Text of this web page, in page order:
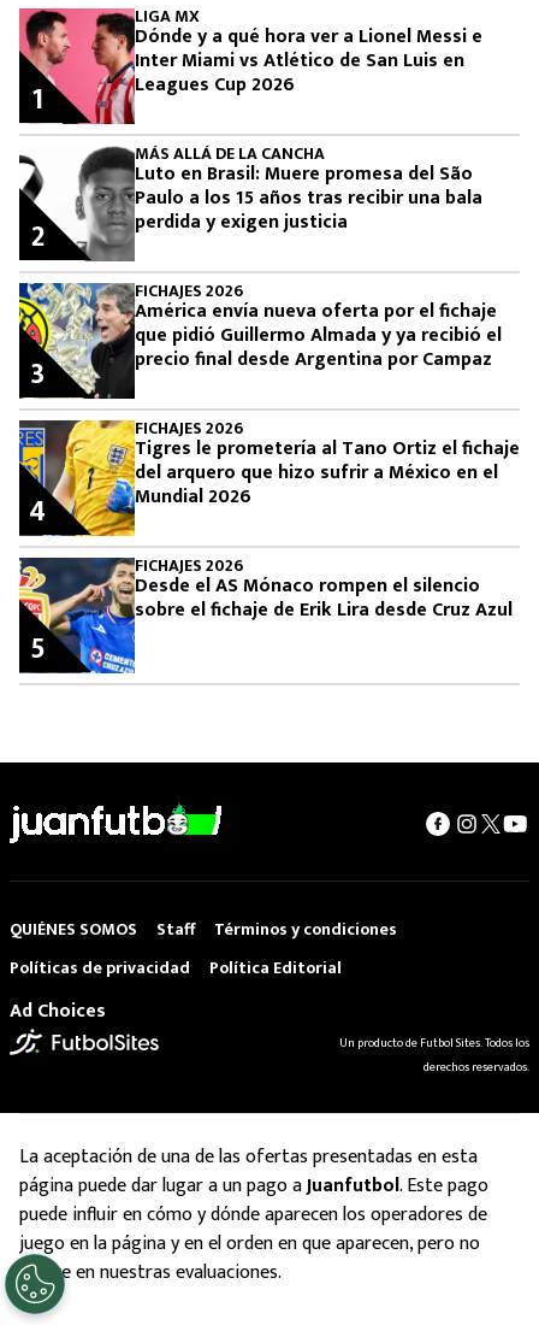
LIGA MX
Dónde y a qué hora ver a Lionel Messi e
Inter Miami vs Atlético de San Luis en
Leagues Cup 2026
1
MÁS ALLÁ DE LA CANCHA
Luto en Brasil: Muere promesa del São
Paulo a los 15 años tras recibir una bala
perdida y exigen justicia
2
FICHAJES 2026
América envía nueva oferta por el fichaje
que pidió Guillermo Almada y ya recibió el
precio final desde Argentina por Campaz
3
FICHAJES 2026
Tigres le prometería al Tano Ortiz el fichaje
del arquero que hizo sufrir a México en el
Mundial 2026
4
FICHAJES 2026
Desde el AS Mónaco rompen el silencio
sobre el fichaje de Erik Lira desde Cruz Azul
5
QUIÉNES SOMOS Staff
Términos y condiciones
Políticas de privacidad
Política Editorial
Ad Choices
Un producto de Futbol Sites. Todos los
derechos reservados.
La aceptación de una de las ofertas presentadas en esta
página puede dar lugar a un pago aJuanfutbol. Este pago
puede influir en cómo y dónde aparecen los operadores de
juego en la página y en el orden en que aparecen, pero no
influye en nuestras evaluaciones.